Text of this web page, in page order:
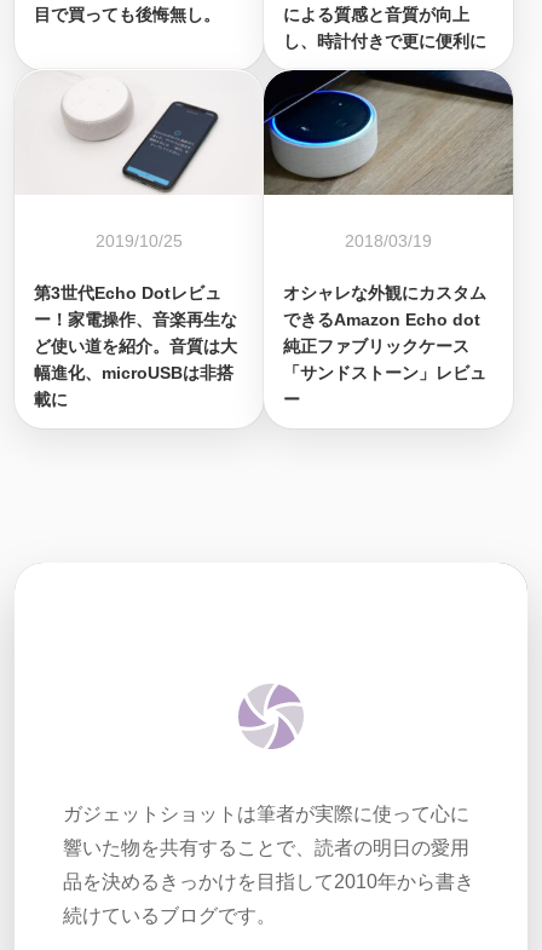
目で買っても後悔無し。
による質感と音質が向上
し、時計付きで更に便利に
2019/10/25
第3世代Echo Dotレビュ
ー！家電操作、音楽再生な
ど使い道を紹介。音質は大
幅進化、microUSBは非搭
載に
2018/03/19
オシャレな外観にカスタム
できるAmazon Echo dot
純正ファブリックケース
「サンドストーン」レビュ
ー
ガジェットショットは筆者が実際に使って心に
響いた物を共有することで、読者の明日の愛用
品を決めるきっかけを目指して2010年から書き
続けているブログです。